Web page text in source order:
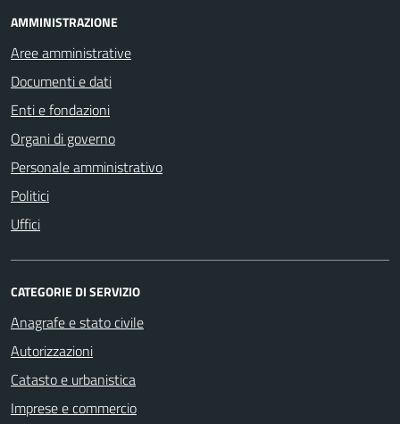
AMMINISTRAZIONE
Aree amministrative
Documenti e dati
Enti e fondazioni
Organi di governo
Personale amministrativo
Politici
Uffici
CATEGORIE DI SERVIZIO
Anagrafe e stato civile
Autorizzazioni
Catasto e urbanistica
Imprese e commercio